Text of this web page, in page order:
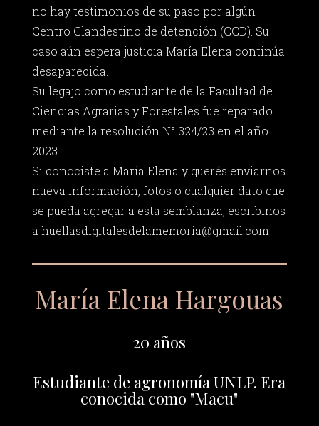
no hay testimonios de su paso por algún
Centro Clandestino de detención (CCD). Su
caso aún espera justicia María Elena continúa
desaparecida.
Su legajo como estudiante de la Facultad de
Ciencias Agrarias y Forestales fue reparado
mediante la resolución N° 324/23 en el año
2023.
Si conociste a María Elena y querés enviarnos
nueva información, fotos o cualquier dato que
se pueda agregar a esta semblanza, escribinos
a huellasdigitalesdelamemoria@gmail.com
María Elena Hargouas
20 años
Estudiante de agronomía UNLP. Era
conocida como "Macu"